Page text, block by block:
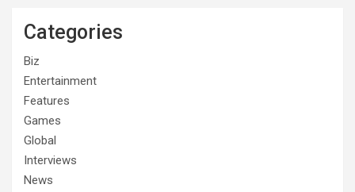
Categories
Biz
Entertainment
Features
Games
Global
Interviews
News